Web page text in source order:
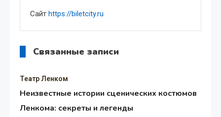
Сайт https://biletcity.ru
Связанные записи
Театр Ленком
Неизвестные истории сценических костюмов
Ленкома: секреты и легенды